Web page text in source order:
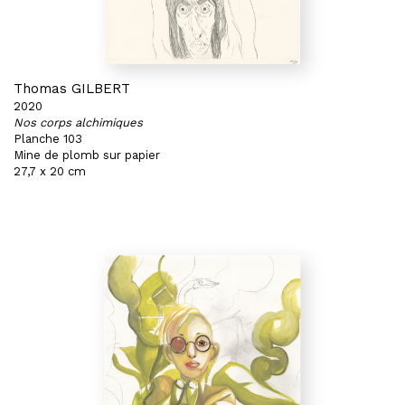
Thomas GILBERT
2020
Nos corps alchimiques
Planche 103
Mine de plomb sur papier
27,7 x 20 cm